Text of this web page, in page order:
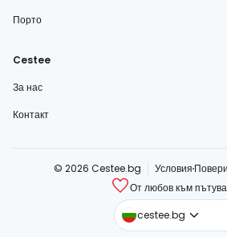
Порто
Cestee
За нас
Контакт
© 2026 Cestee.bg Условия
От любов към
cestee.bg
cestee.com
cestee.sk